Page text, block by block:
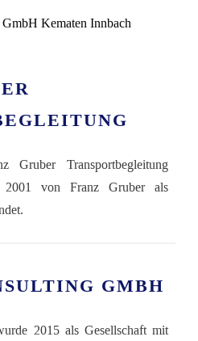
Kematen Innbach
Gruber Transportbegleitung
von Franz Gruber als
GMBH
2015 als Gesellschaft mit